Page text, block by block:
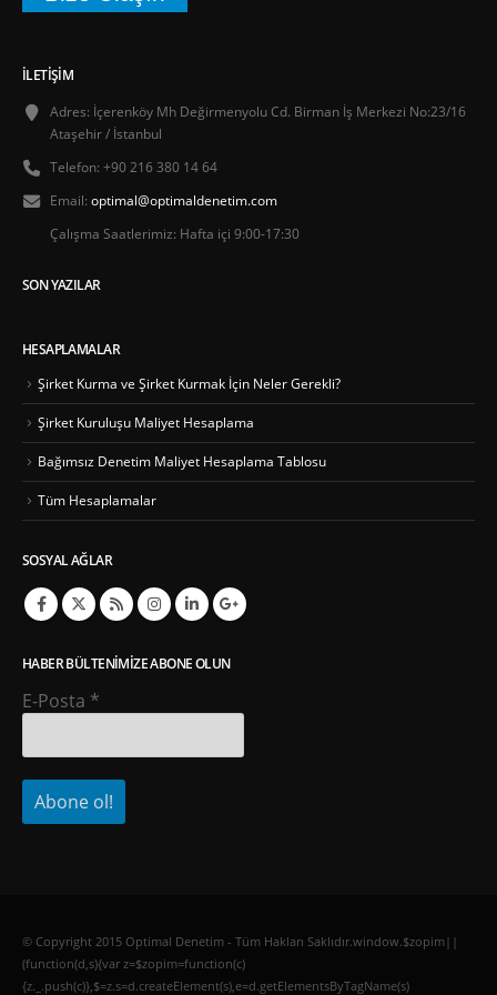
İLETIŞIM
Adres: İçerenköy Mh Değirmenyolu Cd. Birman İş Merkezi No:23/16
Ataşehir / İstanbul
Telefon: +90 216 380 14 64
Email: optimal@optimaldenetim.com
Çalışma Saatlerimiz: Hafta içi 9:00-17:30
SON YAZILAR
HESAPLAMALAR
Şirket Kurma ve Şirket Kurmak İçin Neler Gerekli?
Şirket Kuruluşu Maliyet Hesaplama
Bağımsız Denetim Maliyet Hesaplama Tablosu
Tüm Hesaplamalar
SOSYAL AĞLAR
HABER BÜLTENIMIZE ABONE OLUN
E-Posta *
© Copyright 2015 Optimal Denetim - Tüm Hakları Saklıdır.window.$zopim||
(function(d,s){var z=$zopim=function(c)
{z._.push(c)},$=z.s=d.createElement(s),e=d.getElementsByTagName(s)